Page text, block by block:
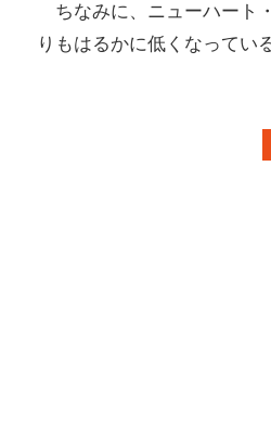
ちなみに、ニューハート
りもはるかに低くなっている